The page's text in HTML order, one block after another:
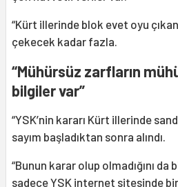
“Kürt illerinde blok evet oyu
çekecek kadar fazla.
“Mühürsüz zarfların
bilgiler var”
“YSK’nin kararı Kürt illerinde
sayım başladıktan sonra alındı.
“Bunun karar olup olmadığını
sadece YSK internet sitesinde